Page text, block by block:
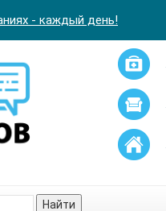
- каждый день!
Найти